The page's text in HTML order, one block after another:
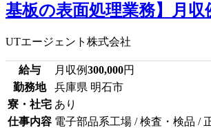
基板の表面処理業務】月収
UTエージェント株式会社
給与 月収例300,000円
勤務地
兵庫県 明石市
寮・社宅 あり
仕事内容 電子部品系工場 / 検査・検品 /